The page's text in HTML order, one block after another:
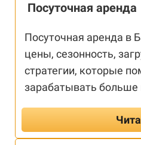
Посуточная аренда
Посуточная аренда в
цены, сезонность,
стратегии, которые
зарабатывать больше